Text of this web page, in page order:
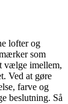
lofter og
som
vælge imellem,
Ved at gøre
farve og
beslutning. Så